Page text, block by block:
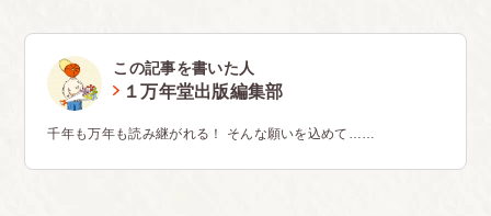
この記事を書いた人
１万年堂出版編集部
千年も万年も読み継がれる！ そんな願いを込めて……